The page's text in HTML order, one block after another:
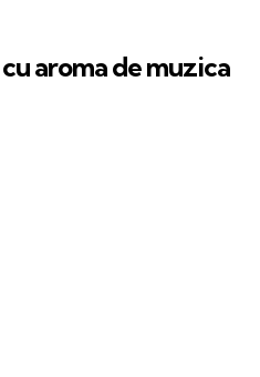
aroma de muzica